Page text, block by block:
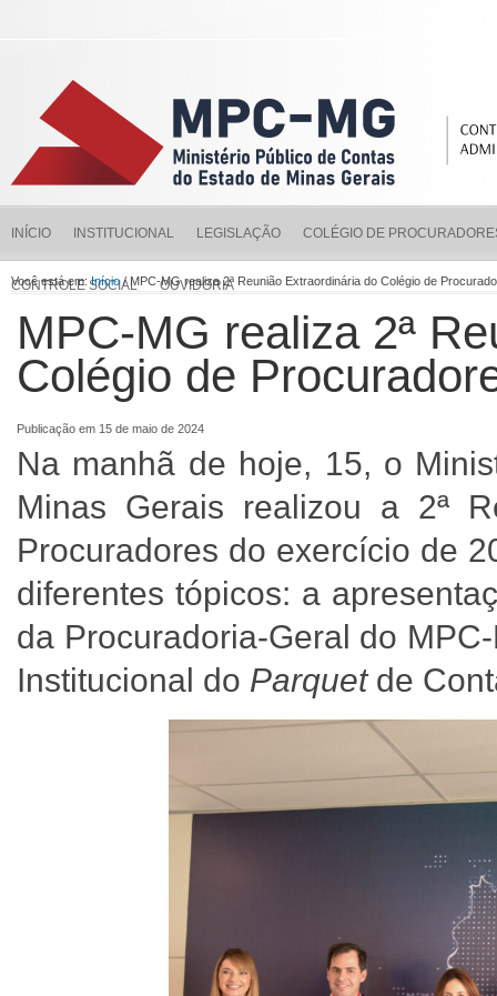
INÍCIO INSTITUCIONAL LEGISLAÇÃO COLÉGIO DE
CONTROLE SOCIAL OUVIDORIA
Você está em:Início/ MPC-MG realiza 2ª Reunião Extraordinária do Colégio de
MPC-MG realiza 2ª
Colégio de
Publicação em 15 de maio de 2024
Na manhã de hoje, 15, o
Minas Gerais realizou a 2ª
Procuradores do exercício de
diferentes tópicos: a
da Procuradoria-Geral do
Institucional do Parquet de